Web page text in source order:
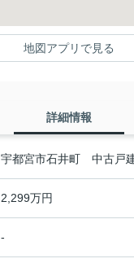
地図アプリで見る
詳細情報
宇都宮市石井町 中古戸
2,299万円
-